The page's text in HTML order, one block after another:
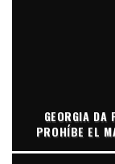
GEORGIA DA
PROHÍBE EL